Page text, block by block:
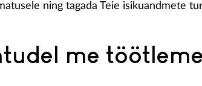
ning tagada Teie isikuandmete
me